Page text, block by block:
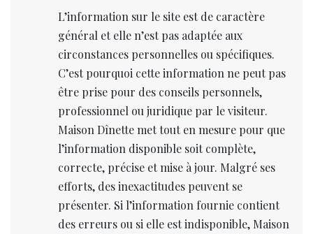
L’information sur le site est de caractère
général et elle n’est pas adaptée aux
circonstances personnelles ou spécifiques.
C’est pourquoi cette information ne peut pas
être prise pour des conseils personnels,
professionnel ou juridique par le visiteur.
Maison Dînette met tout en mesure pour que
l’information disponible soit complète,
correcte, précise et mise à jour. Malgré ses
efforts, des inexactitudes peuvent se
présenter. Si l’information fournie contient
des erreurs ou si elle est indisponible, Maison